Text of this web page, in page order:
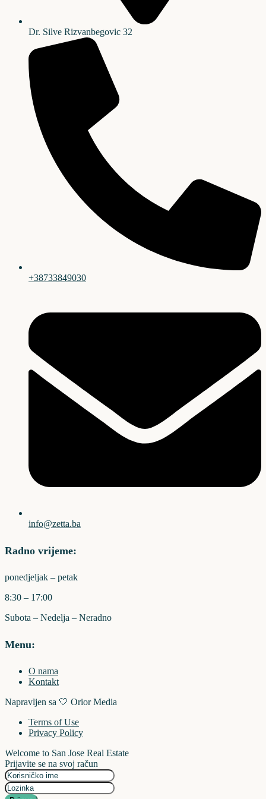
Dr. Silve Rizvanbegovic 32
+38733849030
info@zetta.ba
Radno vrijeme:
ponedjeljak – petak
8:30 – 17:00
Subota – Nedelja – Neradno
Menu:
O nama
Kontakt
Napravljen sa 🤍 Orior Media
Terms of Use
Privacy Policy
Welcome to San Jose Real Estate
Prijavite se na svoj račun